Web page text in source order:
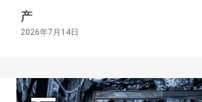
产
2026年7月14日